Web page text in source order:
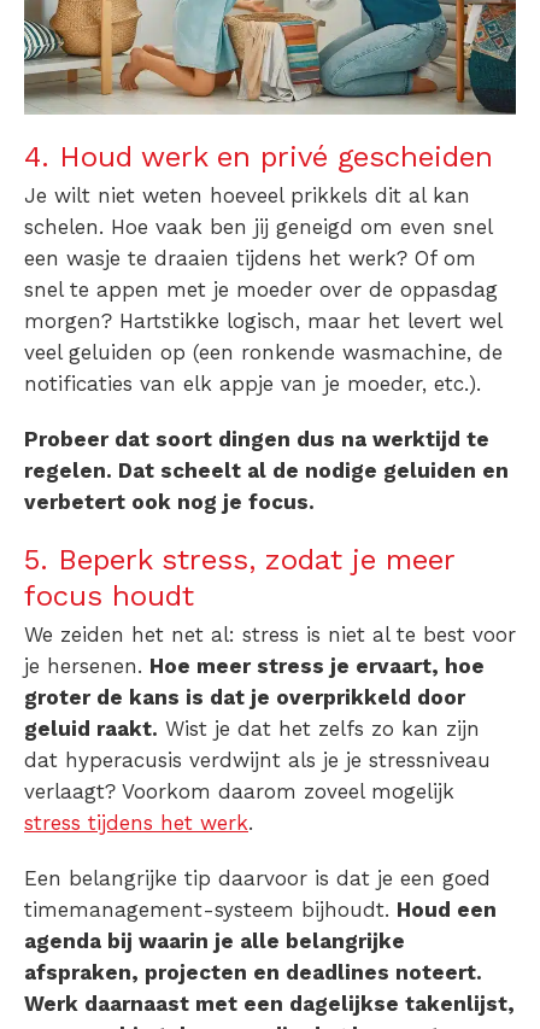
4. Houd werk en privé gescheiden
Je wilt niet weten hoeveel prikkels dit al kan
schelen. Hoe vaak ben jij geneigd om even snel
een wasje te draaien tijdens het werk? Of om
snel te appen met je moeder over de oppasdag
morgen? Hartstikke logisch, maar het levert wel
veel geluiden op (een ronkende wasmachine, de
notificaties van elk appje van je moeder, etc.).
Probeer dat soort dingen dus na werktijd te
regelen. Dat scheelt al de nodige geluiden en
verbetert ook nog je focus.
5. Beperk stress, zodat je meer
focus houdt
We zeiden het net al: stress is niet al te best voor
je hersenen. Hoe meer stress je ervaart, hoe
groter de kans is dat je overprikkeld door
geluid raakt. Wist je dat het zelfs zo kan zijn
dat hyperacusis verdwijnt als je je stressniveau
verlaagt? Voorkom daarom zoveel mogelijk
stress tijdens het werk.
Een belangrijke tip daarvoor is dat je een goed
timemanagement-systeem bijhoudt. Houd een
agenda bij waarin je alle belangrijke
afspraken, projecten en deadlines noteert.
Werk daarnaast met een dagelijkse takenlijst,